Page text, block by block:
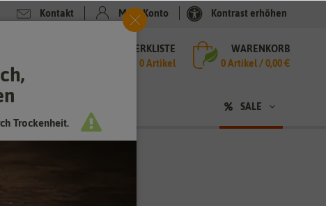
Kontakt Mein Konto Kontrast erhöhen
MERKLISTE
0 Artikel
WARENKORB
0Artikel /0,00 €
SALE
Trockenheit.